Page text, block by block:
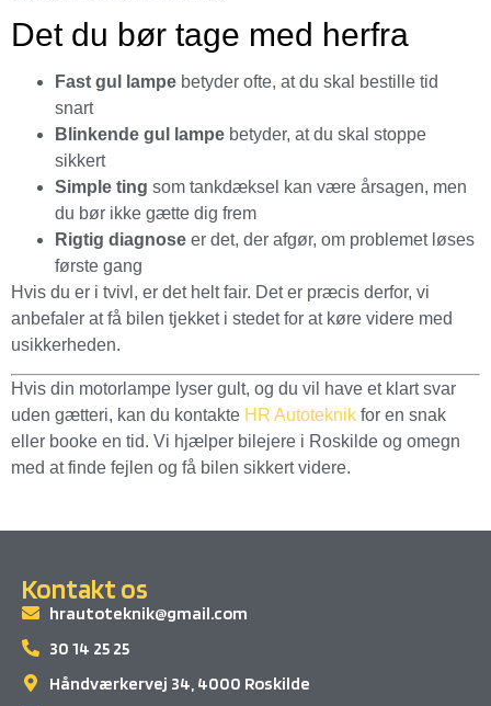
Det du bør tage med herfra
Fast gul lampe betyder ofte, at du skal bestille tid
snart
Blinkende gul lampe betyder, at du skal stoppe
sikkert
Simple ting som tankdæksel kan være årsagen, men
du bør ikke gætte dig frem
Rigtig diagnose er det, der afgør, om problemet løses
første gang
Hvis du er i tvivl, er det helt fair. Det er præcis derfor, vi
anbefaler at få bilen tjekket i stedet for at køre videre med
usikkerheden.
Hvis din motorlampe lyser gult, og du vil have et klart svar
uden gætteri, kan du kontakte HR Autoteknik for en snak
eller booke en tid. Vi hjælper bilejere i Roskilde og omegn
med at finde fejlen og få bilen sikkert videre.
Kontakt os
hrautoteknik@gmail.com
30 14 25 25
Håndværkervej 34, 4000 Roskilde